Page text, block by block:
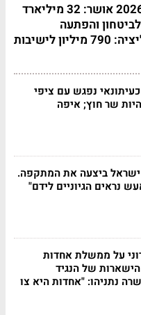
תקציב 2026 אושר: 32 מיליארד
והפתעה
לישיבות
נפגש עם ציפי
שר חוץ; איפה
ישראל ביצעה את המתקפה.
נראים הגיוניים לידם"
על ממשלת אחדות
של הנגיד
נתניהו: "אחדות היא צו